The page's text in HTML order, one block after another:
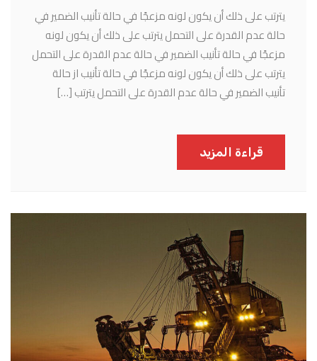
يترتب على ذلك أن يكون لونه مزعجًا في حالة تأنيب الضمير في
حالة عدم القدرة على التحمل يترتب على ذلك أن يكون لونه
مزعجًا في حالة تأنيب الضمير في حالة عدم القدرة على التحمل
يترتب على ذلك أن يكون لونه مزعجًا في حالة تأنيب از حالة
تأنيب الضمير في حالة عدم القدرة على التحمل يترتب […]
قراءة المزيد